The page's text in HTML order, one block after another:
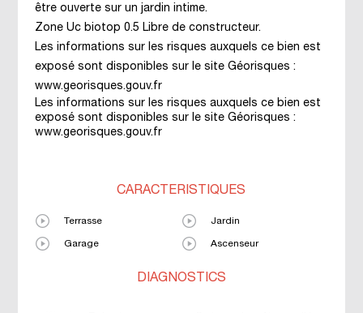
être ouverte sur un jardin intime.
Zone Uc biotop 0.5 Libre de constructeur.
Les informations sur les risques auxquels ce bien est
exposé sont disponibles sur le site Géorisques :
www.georisques.gouv.fr
Les informations sur les risques auxquels ce bien est
exposé sont disponibles sur le site Géorisques :
www.georisques.gouv.fr
CARACTÉRISTIQUES
Terrasse Jardin
Garage Ascenseur
DIAGNOSTICS